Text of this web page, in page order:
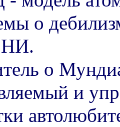
о
о
и